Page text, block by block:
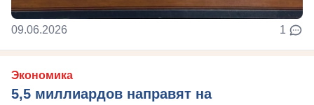
09.06.2026 1
Экономика
5,5 миллиардов направят на